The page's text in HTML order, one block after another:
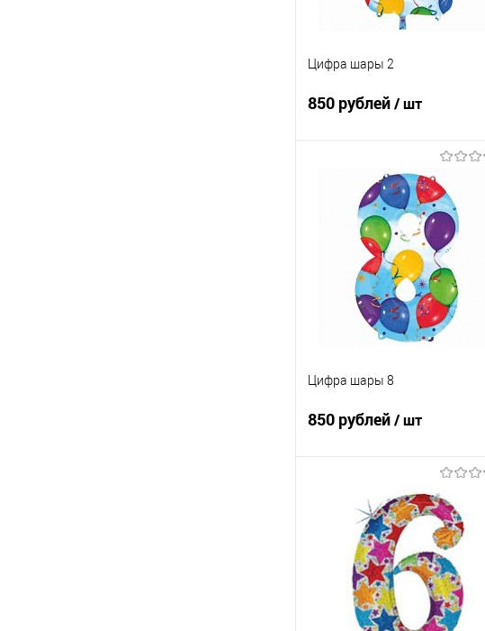
Цифра шары 2
850 рублей/ шт
В корзину
Купить в 1 клик
Сравнение
В избранное
Под заказ
Цифра шары 8
850 рублей/ шт
В корзину
Купить в 1 клик
Сравнение
В избранное
Под заказ